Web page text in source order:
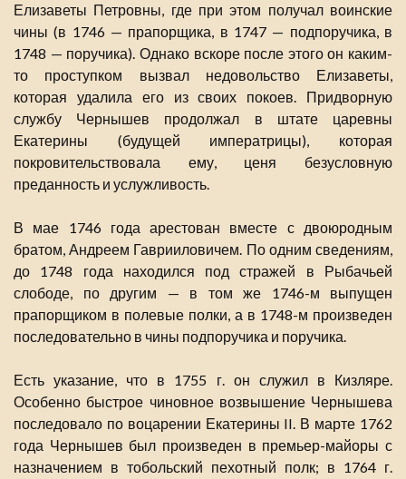
Елизаветы Петровны, где при этом получал воинские
чины (в 1746 — прапорщика, в 1747 — подпоручика, в
1748 — поручика). Однако вскоре после этого он каким-
то проступком вызвал недовольство Елизаветы,
которая удалила его из своих покоев. Придворную
службу Чернышев продолжал в штате царевны
Екатерины (будущей императрицы), которая
покровительствовала ему, ценя безусловную
преданность и услужливость.
В мае 1746 года арестован вместе с двоюродным
братом, Андреем Гаврииловичем. По одним сведениям,
до 1748 года находился под стражей в Рыбачьей
слободе, по другим — в том же 1746-м выпущен
прапорщиком в полевые полки, а в 1748-м произведен
последовательно в чины подпоручика и поручика.
Есть указание, что в 1755 г. он служил в Кизляре.
Особенно быстрое чиновное возвышение Чернышева
последовало по воцарении Екатерины II. В марте 1762
года Чернышев был произведен в премьер-майоры с
назначением в тобольский пехотный полк; в 1764 г.